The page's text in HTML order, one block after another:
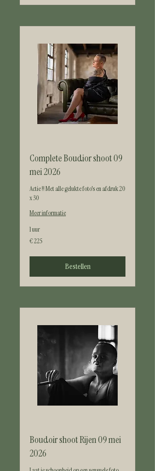
Complete Boudior shoot 09
mei 2026
Actie !! Met alle gelukte foto's en afdruk 20
x 30
Meer informatie
1 uur
225
euro
€ 225
Bestellen
Boudoir shoot Rijen 09 mei
2026